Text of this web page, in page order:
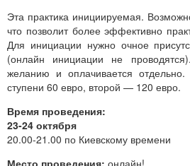
Эта практика инициируемая.
что позволит более эффективно
Для инициации нужно очное
(онлайн инициации не
желанию и оплачивается
ступени 60 евро, второй — 120 евро.
Время проведения:
23-24 октября
20.00-21.00 по Киевскому времени
Место проведения: онлайн!